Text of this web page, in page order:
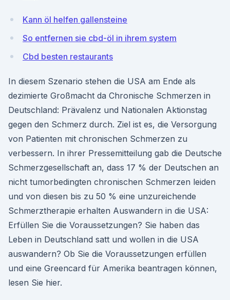
Kann öl helfen gallensteine
So entfernen sie cbd-öl in ihrem system
Cbd besten restaurants
In diesem Szenario stehen die USA am Ende als
dezimierte Großmacht da Chronische Schmerzen in
Deutschland: Prävalenz und Nationalen Aktionstag
gegen den Schmerz durch. Ziel ist es, die Versorgung
von Patienten mit chronischen Schmerzen zu
verbessern. In ihrer Pressemitteilung gab die Deutsche
Schmerzgesellschaft an, dass 17 % der Deutschen an
nicht tumorbedingten chronischen Schmerzen leiden
und von diesen bis zu 50 % eine unzureichende
Schmerztherapie erhalten Auswandern in die USA:
Erfüllen Sie die Voraussetzungen? Sie haben das
Leben in Deutschland satt und wollen in die USA
auswandern? Ob Sie die Voraussetzungen erfüllen
und eine Greencard für Amerika beantragen können,
lesen Sie hier.